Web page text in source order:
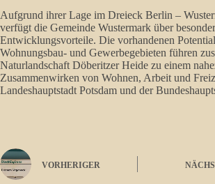
Aufgrund ihrer Lage im Dreieck Berlin –
verfügt die Gemeinde Wustermark über
Entwicklungsvorteile. Die vorhandenen
Wohnungsbau- und Gewerbegebieten führen
Naturlandschaft Döberitzer Heide zu einem
Zusammenwirken von Wohnen, Arbeit und
Landeshauptstadt Potsdam und der
VORHERIGER